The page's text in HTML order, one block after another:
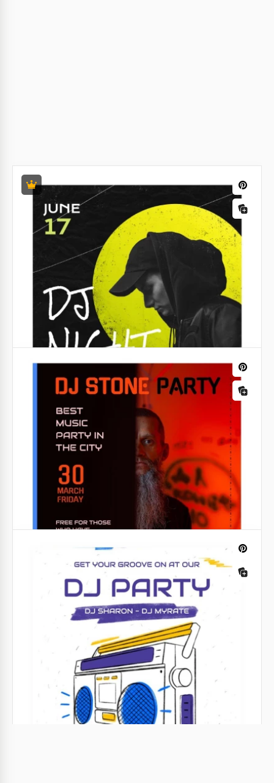
Affiche de soirée DJ moderne
Avec notre affiche de soirée DJ moderne, vous
obtiendrez des résultats pour promouvoir votre club